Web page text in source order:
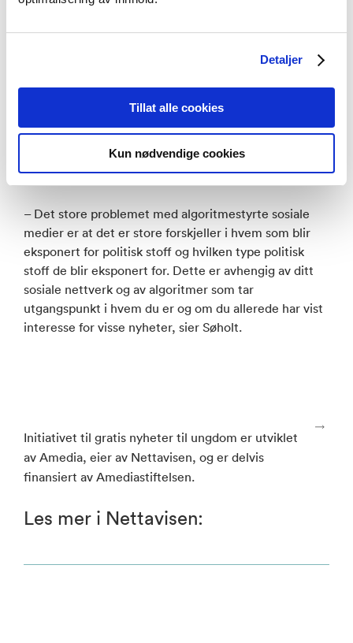
Detaljer
Tillat alle cookies
Kun nødvendige cookies
stoff om hva som skjer i verden.
sosiale forskjeller i hvem som har tilgang til og
flere bruker redaktørstyrte medier fremfor sosiale
medier for å holde seg oppdatert på hva som skjer i
verden.
– Det store problemet med algoritmestyrte sosiale
medier er at det er store forskjeller i hvem som blir
eksponert for politisk stoff og hvilken type politisk
stoff de blir eksponert for. Dette er avhengig av ditt
sosiale nettverk og av algoritmer som tar
utgangspunkt i hvem du er og om du allerede har vist
interesse for visse nyheter, sier Søholt.
Initiativet til gratis nyheter til ungdom er utviklet
av Amedia, eier av Nettavisen, og er delvis
finansiert av Amediastiftelsen.
Les mer i Nettavisen: